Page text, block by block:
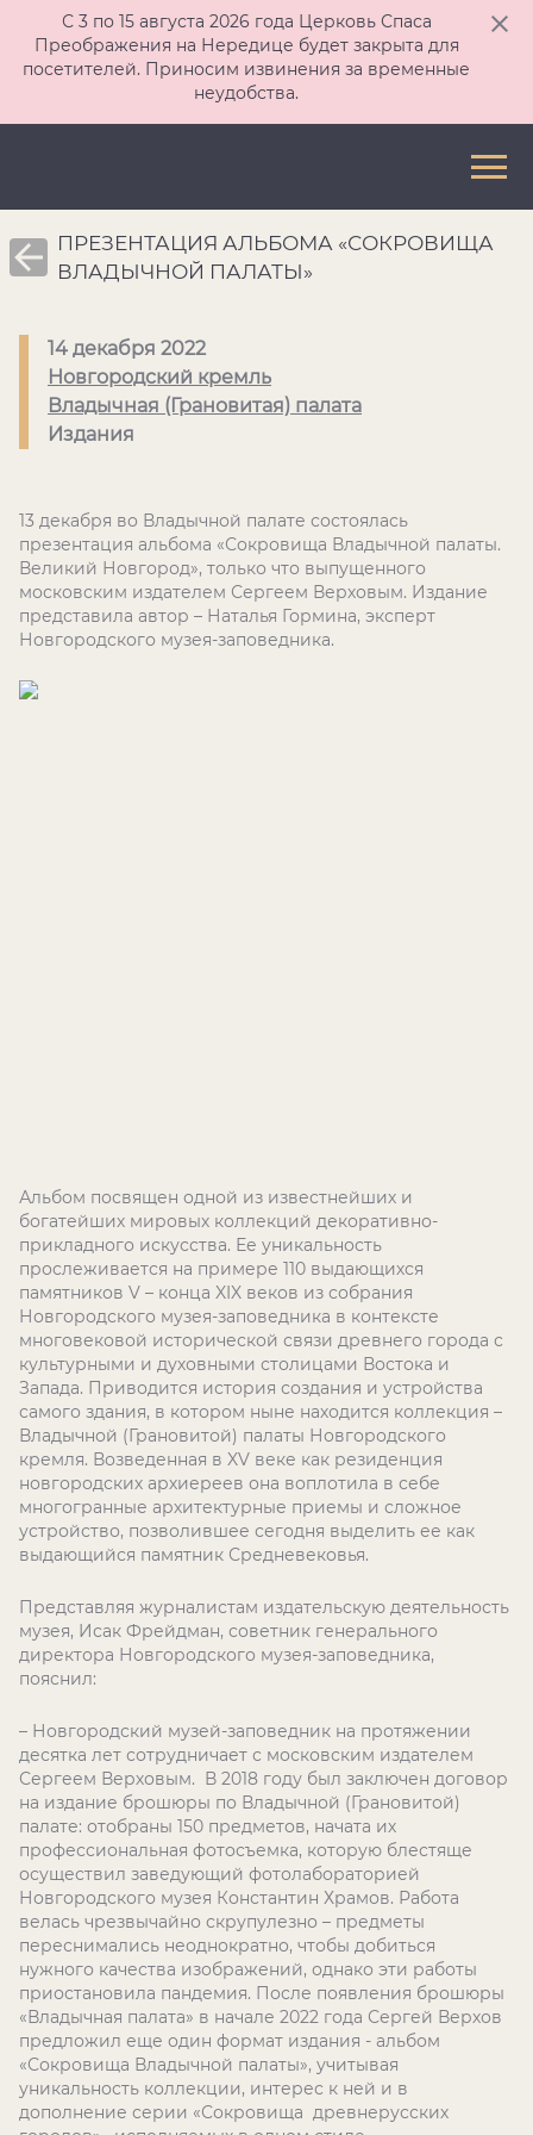
С 3 по 15 августа 2026 года Церковь Спаса
Преображения на Нередице будет закрыта для
посетителей. Приносим извинения за временные
неудобства.
ПРЕЗЕНТАЦИЯ АЛЬБОМА «СОКРОВИЩА
ВЛАДЫЧНОЙ ПАЛАТЫ»
14 декабря 2022
Новгородский кремль
Владычная (Грановитая) палата
Издания
13 декабря во Владычной палате состоялась
презентация альбома «Сокровища Владычной палаты.
Великий Новгород», только что выпущенного
московским издателем Сергеем Верховым. Издание
представила автор – Наталья Гормина, эксперт
Новгородского музея-заповедника.
Альбом посвящен одной из известнейших и
богатейших мировых коллекций декоративно-
прикладного искусства. Ее уникальность
прослеживается на примере 110 выдающихся
памятников V – конца XIX веков из собрания
Новгородского музея-заповедника в контексте
многовековой исторической связи древнего города с
культурными и духовными столицами Востока и
Запада. Приводится история создания и устройства
самого здания, в котором ныне находится коллекция –
Владычной (Грановитой) палаты Новгородского
кремля. Возведенная в XV веке как резиденция
новгородских архиереев она воплотила в себе
многогранные архитектурные приемы и сложное
устройство, позволившее сегодня выделить ее как
выдающийся памятник Средневековья.
Представляя журналистам издательскую деятельность
музея, Исак Фрейдман, советник генерального
директора Новгородского музея-заповедника,
пояснил:
– Новгородский музей-заповедник на протяжении
десятка лет сотрудничает с московским издателем
Сергеем Верховым. В 2018 году был заключен договор
на издание брошюры по Владычной (Грановитой)
палате: отобраны 150 предметов, начата их
профессиональная фотосъемка, которую блестяще
осуществил заведующий фотолабораторией
Новгородского музея Константин Храмов. Работа
велась чрезвычайно скрупулезно – предметы
переснимались неоднократно, чтобы добиться
нужного качества изображений, однако эти работы
приостановила пандемия. После появления брошюры
«Владычная палата» в начале 2022 года Сергей Верхов
предложил еще один формат издания - альбом
«Сокровища Владычной палаты», учитывая
уникальность коллекции, интерес к ней и в
дополнение серии «Сокровища древнерусских